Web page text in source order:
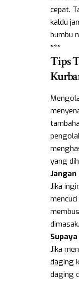
cepat.
kaldu
bumbu
***
Tips
yang
Jangan
Jika
dimasak.
Jika
daging
daging